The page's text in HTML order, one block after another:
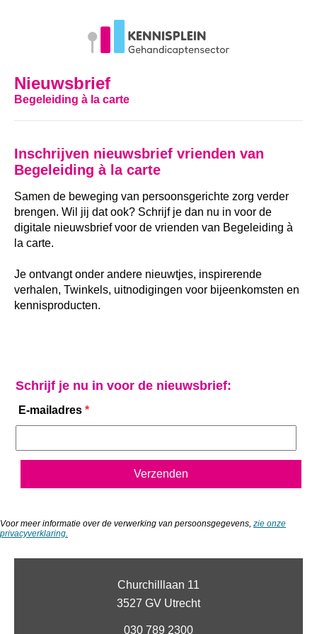
Nieuwsbrief
Begeleiding à la carte
Inschrijven nieuwsbrief vrienden van
Begeleiding à la carte
Samen de beweging van persoonsgerichte zorg verder
brengen. Wil jij dat ook? Schrijf je dan nu in voor de
digitale nieuwsbrief voor de vrienden van Begeleiding à
la carte.
Je ontvangt onder andere nieuwtjes, inspirerende
verhalen, Twinkels, uitnodigingen voor bijeenkomsten en
kennisproducten.
Schrijf je nu in voor de nieuwsbrief:
E-mailadres *
Voor meer informatie over de verwerking van persoonsgegevens, zie onze
privacyverklaring.
Churchilllaan 11
3527 GV Utrecht
030 789 2300